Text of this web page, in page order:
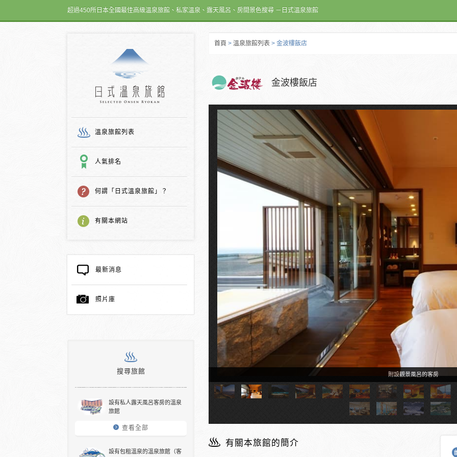
超過450所日本全國最佳高級溫泉旅館、私家溫泉、露天風呂、房間景色搜尋 －日式溫泉旅館
溫泉旅館列表
人氣排名
何謂「日式溫泉旅館」？
有關本網站
最新消息
照片庫
搜尋旅館
設有私人露天風呂客房的溫泉
旅館
查看全部
設有包租溫泉的溫泉旅館（客
首頁 > 溫泉旅館列表 > 金波樓飯店
金波樓飯店
附設觀景風呂的客房
有關本旅館的簡介